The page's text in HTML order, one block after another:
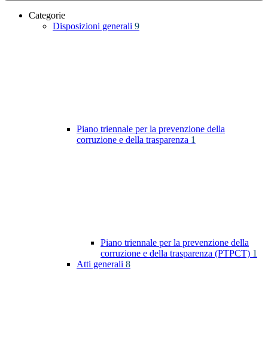
Categorie
Disposizioni generali 9
Piano triennale per la prevenzione della
corruzione e della trasparenza 1
Piano triennale per la prevenzione della
corruzione e della trasparenza (PTPCT) 1
Atti generali 8